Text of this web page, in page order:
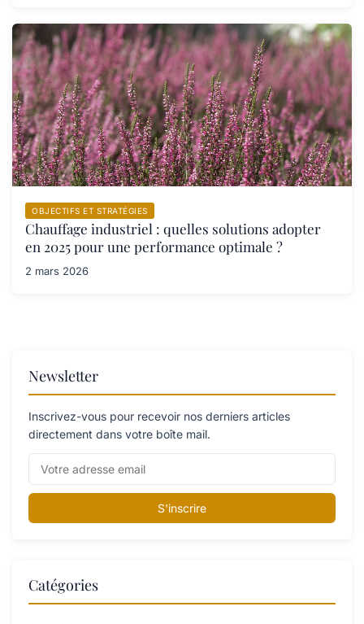
OBJECTIFS ET STRATÉGIES
Chauffage industriel : quelles solutions adopter
en 2025 pour une performance optimale ?
2 mars 2026
Newsletter
Inscrivez-vous pour recevoir nos derniers articles
directement dans votre boîte mail.
S'inscrire
Catégories